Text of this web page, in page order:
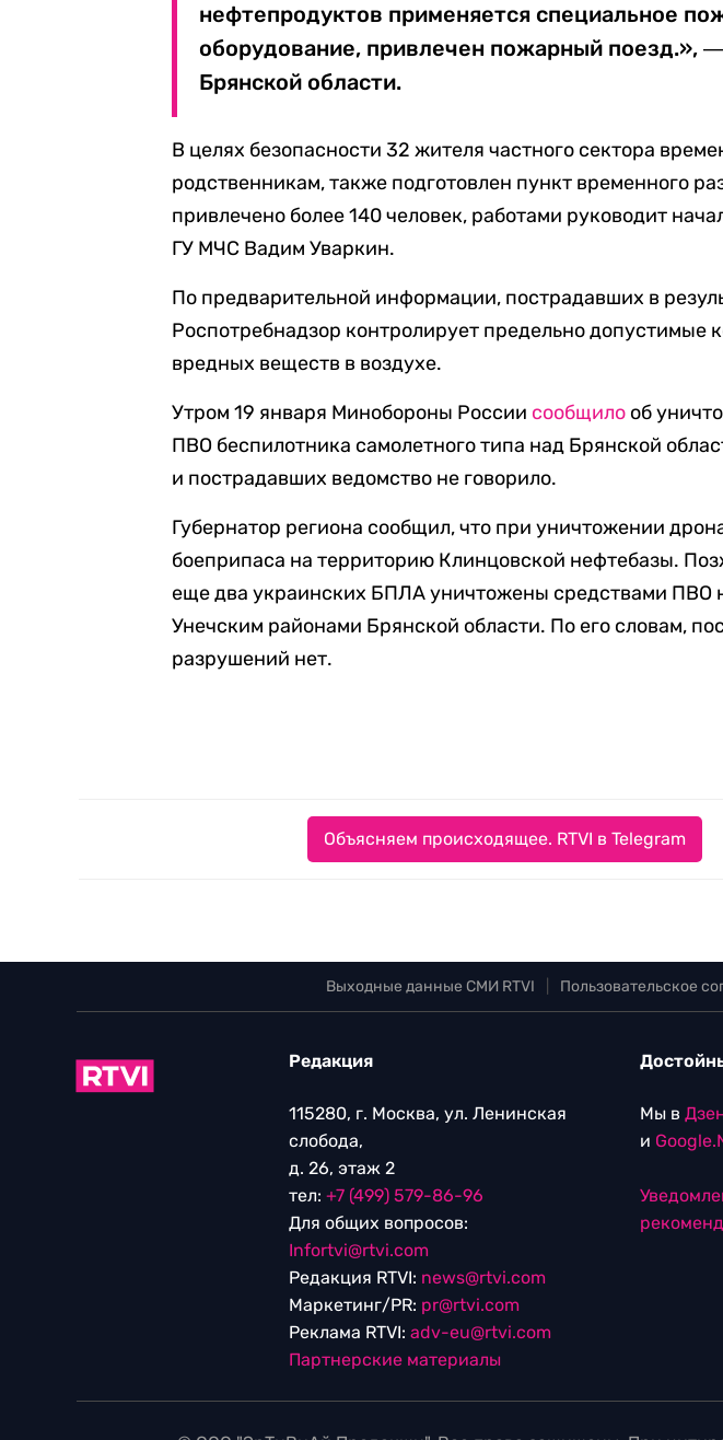
нефтепродуктов применяется специальное
оборудование, привлечен пожарный поезд.», ―
Брянской области.
В целях безопасности 32 жителя частного сектора
родственникам, также подготовлен пункт временного
привлечено более 140 человек, работами руководит
ГУ МЧС Вадим Уваркин.
По предварительной информации, пострадавших в
Роспотребнадзор контролирует предельно допустимые
вредных веществ в воздухе.
Утром 19 января Минобороны России сообщило об
ПВО беспилотника самолетного типа над Брянской
и пострадавших ведомство не говорило.
Губернатор региона сообщил, что при уничтожении
боеприпаса на территорию Клинцовской нефтебазы.
еще два украинских БПЛА уничтожены средствами ПВО
Унечским районами Брянской области. По его словам,
разрушений нет.
Объясняем происходящее. RTVI в Telegram
Выходные данные СМИ RTVI Пользовательское
Редакция
115280, г. Москва, ул. Ленинская
слобода,
д. 26, этаж 2
тел: +7 (499) 579-86-96
Для общих вопросов:
Infortvi@rtvi.com
Редакция RTVI: news@rtvi.com
Маркетинг/PR: pr@rtvi.com
Реклама RTVI: adv-eu@rtvi.com
Партнерские материалы
Мы в
и